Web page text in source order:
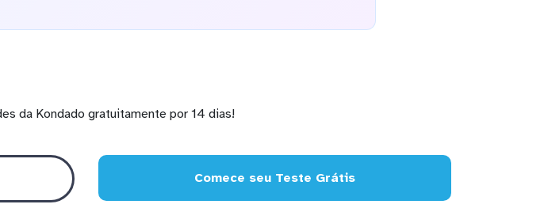
da Kondado gratuitamente por 14 dias!
Comece seu Teste Grátis